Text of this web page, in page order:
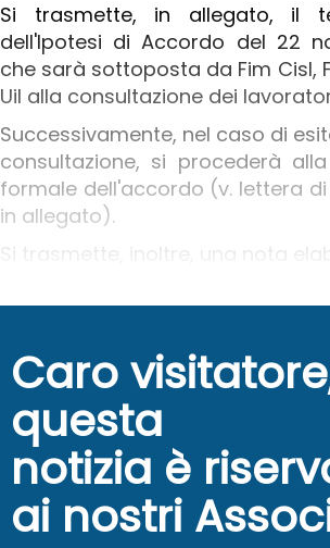
Si trasmette, in allegato, il
dell'Ipotesi di Accordo del 22
che sarà sottoposta da Fim Cisl,
Uil alla consultazione dei
Successivamente, nel caso di
consultazione, si procederà
formale dell'accordo (v. lettera di
in allegato).
Si trasmette, inoltre, una nota
Caro
questa
notizia è
ai nostri